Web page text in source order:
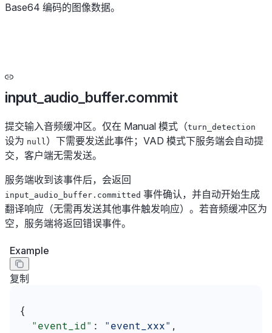
Base64 编码的图像数据。
input_audio_buffer.commit
提交输入音频缓冲区。仅在 Manual 模式（turn_detection
设为 null ）下需要发送此事件；VAD 模式下服务端会自动提
交，客户端无需发送。
服务端收到该事件后，会返回
input_audio_buffer.committed 事件确认，并自动开始生成
翻译响应（无需再发送其他事件触发响应）。若音频缓冲区为
空，服务端将返回错误事件。
Example
复制
{
  "event_id"
: "event_xxx" ,